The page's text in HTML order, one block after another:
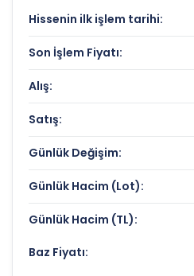
1365.53407217 TL
olan
hedef fiyat
olarak kullanılır.
analizlerineteknik analiz
ulaşabilirsiniz.
CELEBI Fiyat ve Getiri
Anlık Fiyat:
Günlük Değişim:
Yıllık Getiri:
CELEBI Değerleme
Hissenin ilk işlem tarihi:
Son İşlem Fiyatı:
Alış:
Satış:
Günlük Değişim:
Günlük Hacim (Lot):
Günlük Hacim (TL):
Baz Fiyatı: